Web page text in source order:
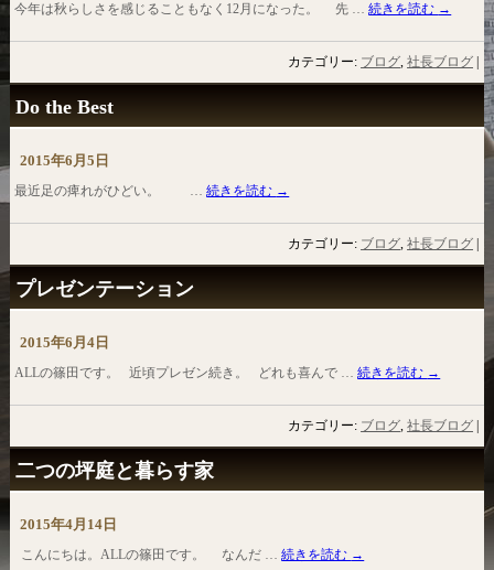
今年は秋らしさを感じることもなく12月になった。 先 …続きを読む →
カテゴリー: ブログ,社長ブログ
Do the Best
2015年6月5日
最近足の痺れがひどい。 …続きを読む →
カテゴリー: ブログ,社長ブログ
プレゼンテーション
2015年6月4日
ALLの篠田です。 近頃プレゼン続き。 どれも喜んで …続きを読む →
カテゴリー: ブログ,社長ブログ
二つの坪庭と暮らす家
2015年4月14日
こんにちは。ALLの篠田です。 なんだ …続きを読む →